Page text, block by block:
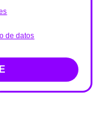
de datos